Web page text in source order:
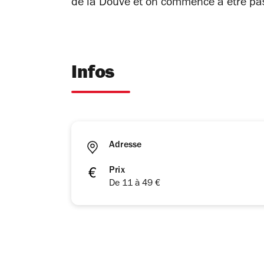
de la Douve et on commence à être
Infos
Adresse
Prix
De 11 à 49 €